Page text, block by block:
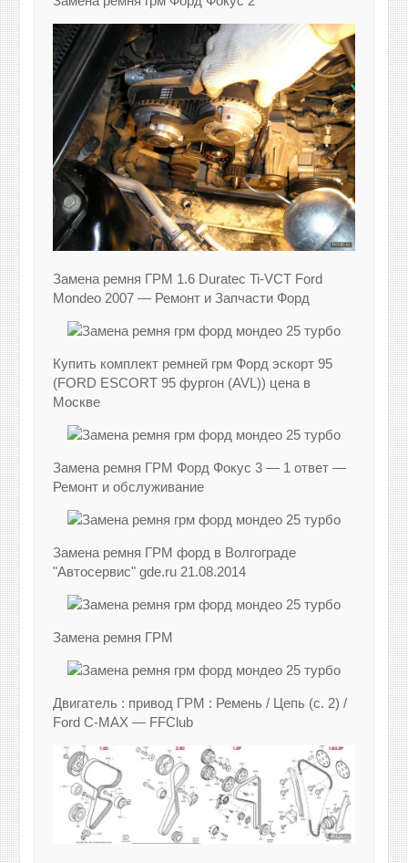
Замена ремня ГРМ 1.6 Duratec Ti-VCT Ford
Mondeo 2007 — Ремонт и Запчасти Форд
Купить комплект ремней грм Форд эскорт 95
(FORD ESCORT 95 фургон (AVL)) цена в
Москве
Замена ремня ГРМ Форд Фокус 3 — 1 ответ —
Ремонт и обслуживание
Замена ремня ГРМ форд в Волгограде
"Автосервис" gde.ru 21.08.2014
Замена ремня ГРМ
Двигатель : привод ГРМ : Ремень / Цепь (с. 2) /
Ford C-MAX — FFClub